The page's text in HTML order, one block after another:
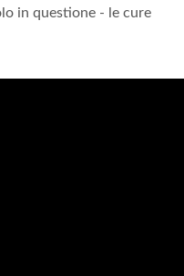
in questione - le cure